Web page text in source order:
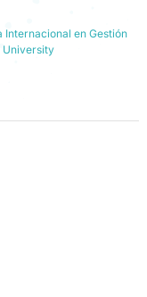
en Gestión
University